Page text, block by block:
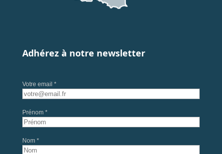
Adhérez à notre newsletter
Votre email *
Prénom *
Nom *